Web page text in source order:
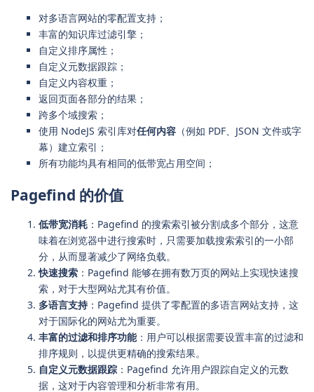
对多语言网站的零配置支持；
丰富的知识库过滤引擎；
自定义排序属性；
自定义元数据跟踪；
自定义内容权重；
返回页面各部分的结果；
跨多个域搜索；
使用 NodeJS 索引库对任何内容 （例如 PDF、JSON 文件或字
幕）建立索引；
所有功能均具有相同的低带宽占用空间；
Pagefind 的价值
低带宽消耗 ：Pagefind 的搜索索引被分割成多个部分，这意
味着在浏览器中进行搜索时，只需要加载搜索索引的一小部
分，从而显著减少了网络负载。
快速搜索 ：Pagefind 能够在拥有数万页的网站上实现快速搜
索，对于大型网站尤其有价值。
多语言支持 ：Pagefind 提供了零配置的多语言网站支持，这
对于国际化的网站尤为重要。
丰富的过滤和排序功能：用户可以根据需要设置丰富的过滤和
排序规则，以提供更精确的搜索结果。
自定义元数据跟踪 ：Pagefind 允许用户跟踪自定义的元数
据，这对于内容管理和分析非常有用。